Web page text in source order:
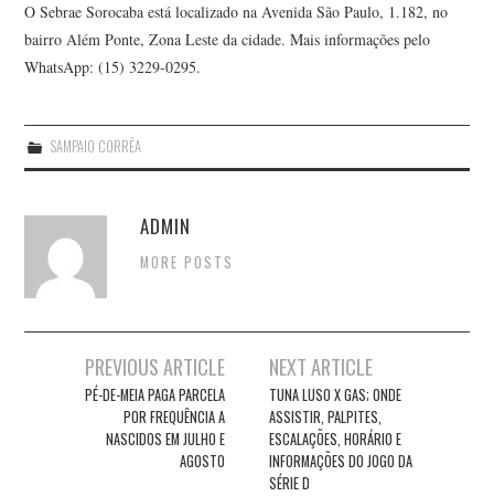
O Sebrae Sorocaba está localizado na Avenida São Paulo, 1.182, no
bairro Além Ponte, Zona Leste da cidade. Mais informações pelo
WhatsApp: (15) 3229-0295.
SAMPAIO CORRÊA
ADMIN
MORE POSTS
navigation
PREVIOUS ARTICLE
PÉ-DE-MEIA PAGA PARCELA
POR FREQUÊNCIA A
NASCIDOS EM JULHO E
AGOSTO
NEXT ARTICLE
TUNA LUSO X GAS; ONDE
ASSISTIR, PALPITES,
ESCALAÇÕES, HORÁRIO E
INFORMAÇÕES DO JOGO DA
SÉRIE D